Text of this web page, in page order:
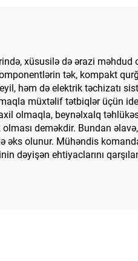
xüsusilə də ərazi məhdud
tək, kompakt
həm də elektrik təchizatı
müxtəlif tətbiqlər üçün
olmaqla, beynəlxalq
deməkdir. Bundan
olunur. Mühəndis
dəyişən ehtiyaclarını